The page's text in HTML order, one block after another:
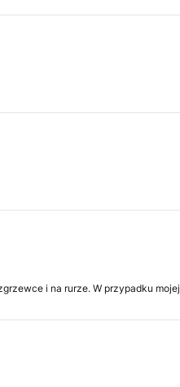
i na rurze. W przypadku mojej